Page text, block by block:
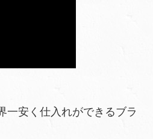
一安く仕入れができるブラ